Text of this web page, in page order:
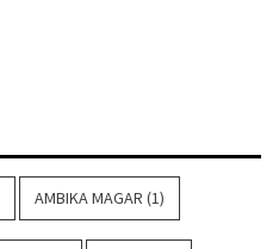
AMBIKA MAGAR (1)